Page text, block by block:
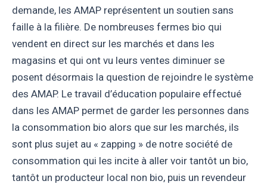
demande, les AMAP représentent un soutien sans
faille à la filière. De nombreuses fermes bio qui
vendent en direct sur les marchés et dans les
magasins et qui ont vu leurs ventes diminuer se
posent désormais la question de rejoindre le système
des AMAP. Le travail d’éducation populaire effectué
dans les AMAP permet de garder les personnes dans
la consommation bio alors que sur les marchés, ils
sont plus sujet au « zapping » de notre société de
consommation qui les incite à aller voir tantôt un bio,
tantôt un producteur local non bio, puis un revendeur